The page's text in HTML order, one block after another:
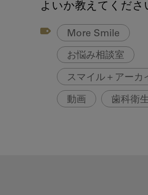
よいか教えてくださ
More Smile
お悩み相談室
スマイル＋アーカ
動画 歯科衛